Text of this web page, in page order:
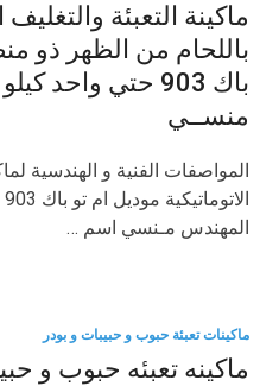
ماكينة التعبئة والتغليف
باللحام من الظهر ذو
باك 903 حتي
منســي
المواصفات الفنية و الهندسية
المهندس مـنسي اسم …
ماكينات تعبئة حبوب و حبيبات و بودر
ماكينه تعبئه حبوب و